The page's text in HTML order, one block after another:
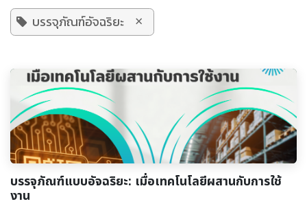
บรรจุภัณฑ์อัจฉริยะ
×
บรรจุภัณฑ์แบบอัจฉริยะ: เมื่อเทคโนโลยีผสานกับการใช้
งาน